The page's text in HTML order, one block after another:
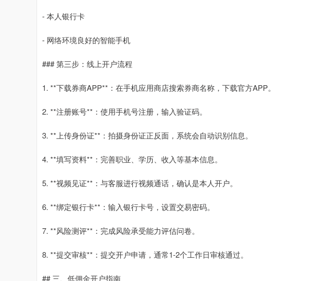
- 本人银行卡
- 网络环境良好的智能手机
### 第三步：线上开户流程
1. **下载券商APP**：在手机应用商店搜索券商名称，下载官方APP。
2. **注册账号**：使用手机号注册，输入验证码。
3. **上传身份证**：拍摄身份证正反面，系统会自动识别信息。
4. **填写资料**：完善职业、学历、收入等基本信息。
5. **视频见证**：与客服进行视频通话，确认是本人开户。
6. **绑定银行卡**：输入银行卡号，设置交易密码。
7. **风险测评**：完成风险承受能力评估问卷。
8. **提交审核**：提交开户申请，通常1-2个工作日审核通过。
## 三、低佣金开户指南